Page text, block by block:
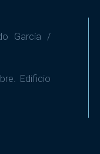
García /
Edificio